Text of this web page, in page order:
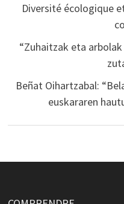
Diversité écologique
“Zuhaitzak eta
Beñat Oihartzabal:
euskararen